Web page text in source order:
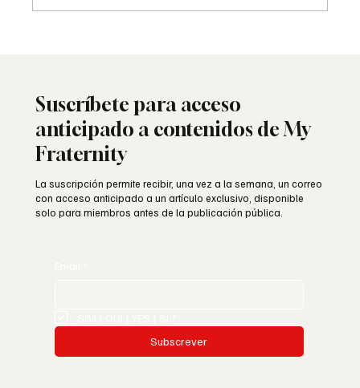
Suscríbete para acceso
anticipado a contenidos de My
Fraternity
La suscripción permite recibir, una vez a la semana, un correo
con acceso anticipado a un artículo exclusivo, disponible
solo para miembros antes de la publicación pública.
Subscrever